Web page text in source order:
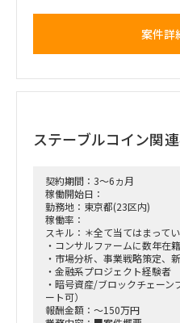
初期3-4週間は日本国内拠点(
リピン
最大12週間（プロジェクト進
案件詳
ステーブルコイン関
契約期間：3～6ヵ月
稼働開始日：
勤務地：東京都(23区内)
稼働率：
スキル：＊全て当てはまって
・コンサルファームに数年在
・市場分析、事業戦略策定、
・金融系プロジェクト経験者
・暗号資産/ブロックチェー
ート可）
報酬金額：～150万円